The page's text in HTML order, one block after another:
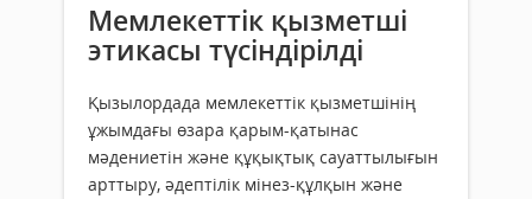
Мемлекеттік қызметші
этикасы түсіндірілді
Қызылордада мемлекеттік қызметшінің
ұжымдағы өзара қарым-қатынас
мәдениетін және құқықтық сауаттылығын
арттыру, әдептілік мінез-құлқын және